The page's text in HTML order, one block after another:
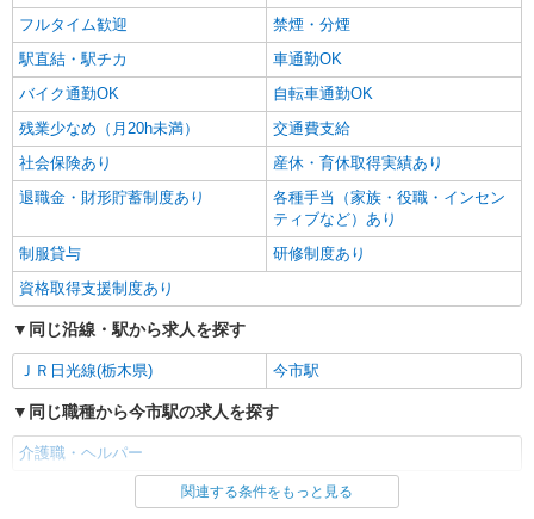
フルタイム歓迎
禁煙・分煙
駅直結・駅チカ
車通勤OK
バイク通勤OK
自転車通勤OK
残業少なめ（月20h未満）
交通費支給
社会保険あり
産休・育休取得実績あり
退職金・財形貯蓄制度あり
各種手当（家族・役職・インセン
ティブなど）あり
制服貸与
研修制度あり
資格取得支援制度あり
同じ沿線・駅から求人を探す
ＪＲ日光線(栃木県) 今市駅
同じ職種から今市駅の求人を探す
介護職・ヘルパー
同じ雇用形態から今市駅の求人を探す
関連する条件をもっと見る